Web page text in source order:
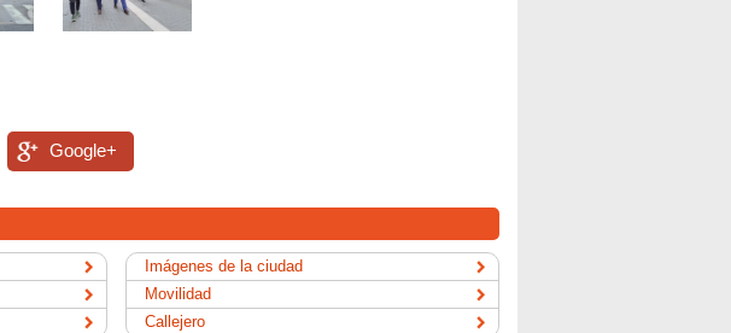
Google+
Imágenes de la ciudad
Movilidad
Callejero